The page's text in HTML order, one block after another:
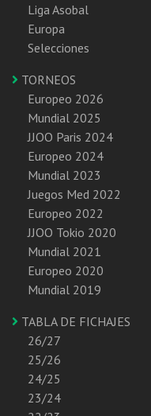
Liga Asobal
Europa
Selecciones
TORNEOS
Europeo 2026
Mundial 2025
JJOO Paris 2024
Europeo 2024
Mundial 2023
Juegos Med 2022
Europeo 2022
JJOO Tokio 2020
Mundial 2021
Europeo 2020
Mundial 2019
TABLA DE FICHAJES
26/27
25/26
24/25
23/24